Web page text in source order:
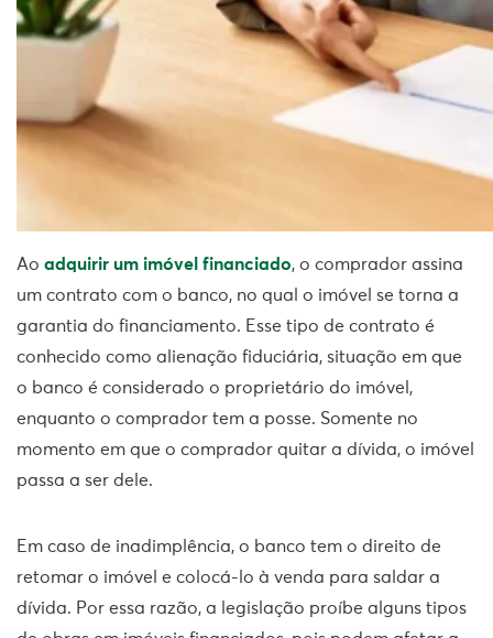
Ao adquirir um imóve l financiado, o comprador assina
um contrato com o banco, no qual o imóvel se torna a
garantia do financiamento. Esse tipo de contrato é
conhecido como alienação fiduciária, situação em que
o banco é considerado o proprietário do imóvel,
enquanto o comprador tem a posse. Somente no
momento em que o comprador quitar a dívida, o imóvel
passa a ser dele.
Em caso de inadimplência, o banco tem o direito de
retomar o imóvel e colocá-lo à venda para saldar a
dívida. Por essa razão, a legislação proíbe alguns tipos